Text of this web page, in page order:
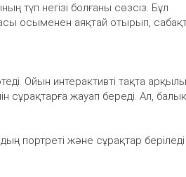
түп негізі болғаны сөзсіз. Бұл
осыменен аяқтай отырып,
Ойын интерактивті тақта арқылы
сұрақтарға жауап береді. Ал,
портреті және сұрақтар беріледі